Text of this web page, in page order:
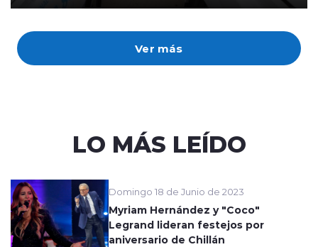
Ver más
LO MÁS LEÍDO
Domingo 18 de Junio de 2023
Myriam Hernández y "Coco"
Legrand lideran festejos por
aniversario de Chillán